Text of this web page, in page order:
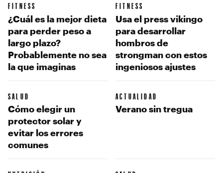
FITNESS
¿Cuál es la mejor dieta
para perder peso a
largo plazo?
Probablemente no sea
la que imaginas
FITNESS
Usa el press vikingo
para desarrollar
hombros de
strongman con estos
ingeniosos ajustes
SALUD
Cómo elegir un
protector solar y
evitar los errores
comunes
ACTUALIDAD
Verano sin tregua